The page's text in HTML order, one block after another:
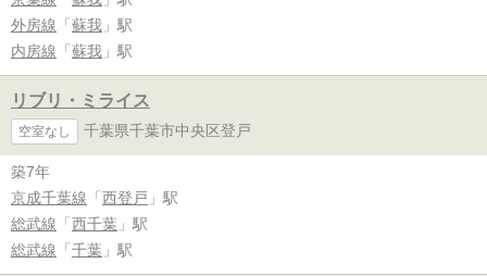
外房線 「 蘇我 」駅
内房線 「 蘇我 」駅
リブリ・ミライス
空室なし 千葉県千葉市中央区登戸
築7年
京成千葉線 「 西登戸 」駅
総武線 「 西千葉 」駅
総武線 「 千葉 」駅